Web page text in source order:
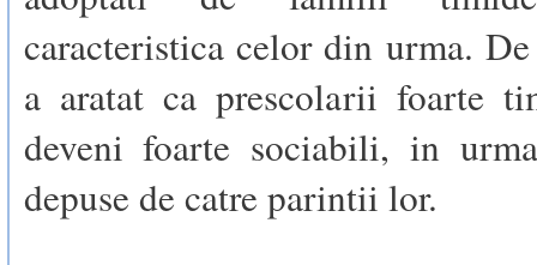
caracteristica celor din urma.
a aratat ca prescolarii foarte
deveni foarte sociabili, in
depuse de catre parintii lor.